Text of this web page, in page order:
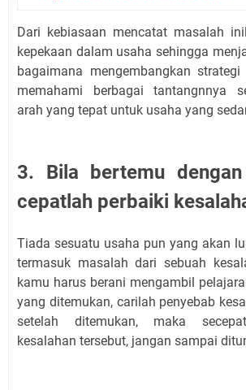
Dari kebiasaan mencatat masalah
kepekaan dalam usaha sehingga
bagaimana mengembangkan
memahami berbagai tantangnnya
arah yang tepat untuk usaha yang
3. Bila bertemu dengan
cepatlah perbaiki
Tiada sesuatu usaha pun yang akan
termasuk masalah dari sebuah
kamu harus berani mengambil
yang ditemukan, carilah penyebab
setelah ditemukan, maka
kesalahan tersebut, jangan sampai